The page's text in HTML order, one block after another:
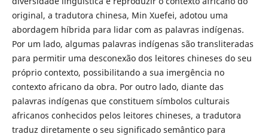
original, a tradutora chinesa, Min Xuefei, adotou uma
abordagem híbrida para lidar com as palavras indígenas.
Por um lado, algumas palavras indígenas são transliteradas
para permitir uma desconexão dos leitores chineses do seu
próprio contexto, possibilitando a sua imergência no
contexto africano da obra. Por outro lado, diante das
palavras indígenas que constituem símbolos culturais
africanos conhecidos pelos leitores chineses, a tradutora
traduz diretamente o seu significado semântico para